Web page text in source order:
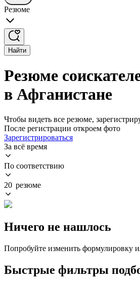
Резюме
Найти
Резюме
в Афганистане
Чтобы видеть все резюме,
После регистрации откроем фото
Зарегистрироваться
За всё время
По соответствию
20 резюме
Ничего не нашлось
Попробуйте изменить формулировку
Быстрые фильтры